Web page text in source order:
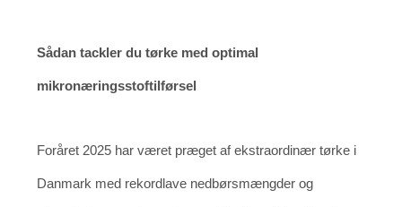
Sådan tackler du tørke med optimal
mikronæringsstoftilførsel
Foråret 2025 har været præget af ekstraordinær tørke i
Danmark med rekordlave nedbørsmængder og